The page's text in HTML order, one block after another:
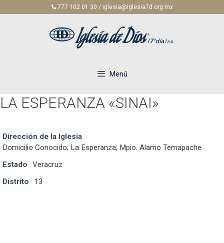
777 102 01 30 / iglesia@iglesia7d.org.mx
Menú
LA ESPERANZA «SINAI»
Dirección de la Iglesia
Domicilio Conocido; La Esperanza; Mpio. Alamo Temapache
Estado
Veracruz
Distrito
13